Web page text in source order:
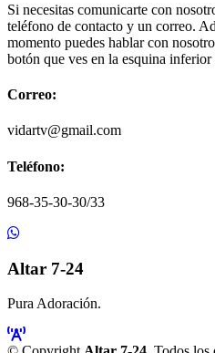
Si necesitas comunicarte con
teléfono de contacto y un correo.
momento puedes hablar con
botón que ves en la esquina inferior
Correo:
vidartv@gmail.com
Teléfono:
968-35-30-30/33
Altar 7-24
Pura Adoración.